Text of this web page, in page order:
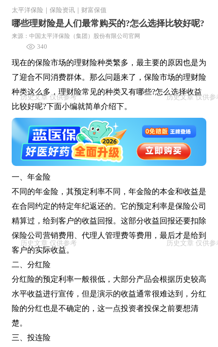
太平洋保险 保险资讯 财富保值
哪些理财险是人们最常购买的?怎么选择比较好呢?
来源：中国太平洋保险（集团）股份有限公司官网
340
现在的保险市场的理财险种类繁多，最主要的原因也是为
了迎合不同消费群体。那么问题来了，保险市场的理财险
种类这么多，理财险常见的种类又有哪些?怎么选择收益
比较好呢?下面小编就简单介绍下。
一、年金险
不同的年金险，其预定利率不同，年金险的本金和收益是
在合同约定的特定年纪返还的。它的预定利率是保险公司
精算过，给到客户的收益回报。这部分收益回报还要扣除
保险公司营销费用、代理人管理费等费用，最后才是给到
客户的实际收益。
二、分红险
分红险的预定利率一般很低，大部分产品会根据历史较高
水平收益进行宣传，但是演示的收益通常很难达到，分红
险的分红也是不确定的，这一点投资者投保之前要想清
楚。
三、投连险